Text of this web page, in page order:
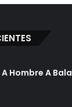
Hombre A